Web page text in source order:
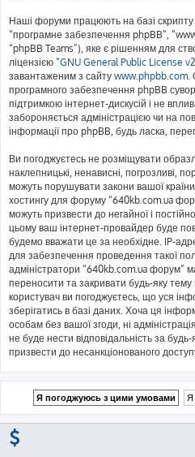
Наші форуми працюють на базі скрипту
“програмне забезпечення phpBB”,
“phpBB Teams”), яке є рішенням для
ліцензією “GNU General Public License v2
завантаженим з сайту www.phpbb.com.
програмного забезпечення phpBB
підтримкою інтернет-дискусій і не
забороняється адміністрацією чи на
інформації про phpBB, будь ласка,
Ви погоджуєтесь не розміщувати
наклепницькі, ненависні, погрозливі,
можуть порушувати закони вашої
хостингу для форуму “640kb.com.ua
можуть призвести до негайної і
цьому ваш інтернет-провайдер буде
будемо вважати це за необхідне. IP-
для забезпечення проведення такої
адміністратори “640kb.com.ua форум”
переносити та закривати будь-яку тему
користувач ви погоджуєтесь, що уся
зберігатись в базі даних. Хоча ця
особам без вашої згоди, ні
не буде нести відповідальність за будь-
призвести до несанкціонованого